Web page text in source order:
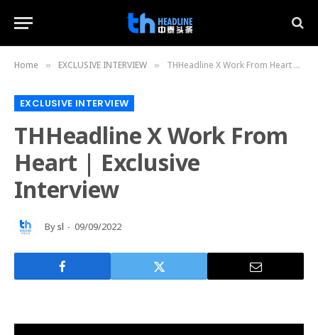
Home » EXCLUSIVE INTERVIEW » THHeadline X Work From Heart | Exclusive Interview
EXCLUSIVE INTERVIEW
THHeadline X Work From
Heart | Exclusive
Interview
Bysl 09/09/2022